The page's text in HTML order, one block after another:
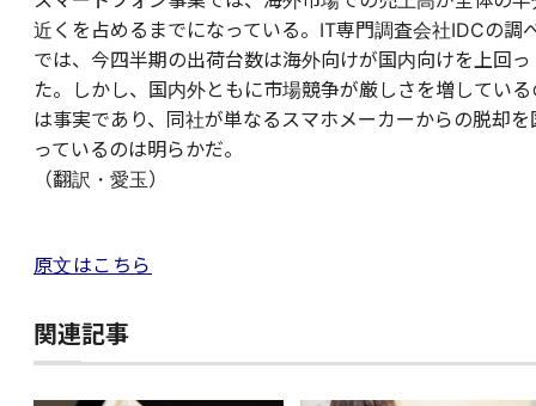
近くを占めるまでになっている。IT専門調査会社IDCの調
では、今四半期の出荷台数は海外向けが国内向けを上回っ
た。しかし、国内外ともに市場競争が厳しさを増している
は事実であり、同社が単なるスマホメーカーからの脱却を
っているのは明らかだ。
（翻訳・愛玉）
原文はこちら
関連記事